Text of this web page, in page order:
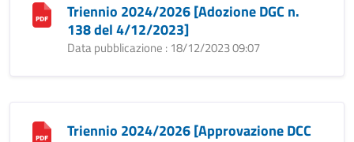
Triennio 2024/2026 [Adozione DGC n.
138 del 4/12/2023]
Data pubblicazione : 18/12/2023 09:07
Triennio 2024/2026 [Approvazione DCC